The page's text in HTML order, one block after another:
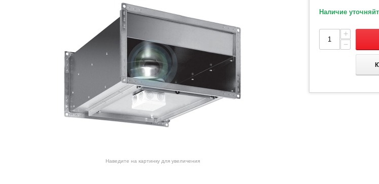
Наведите на картинку для увеличения
Наличие
+
−